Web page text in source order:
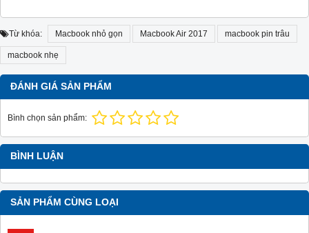
Từ khóa: Macbook nhỏ gọn Macbook Air 2017 macbook pin trâu
macbook nhẹ
ĐÁNH GIÁ SẢN PHẨM
Bình chọn sản phẩm:
BÌNH LUẬN
SẢN PHẨM CÙNG LOẠI